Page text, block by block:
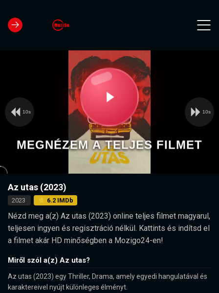
is
loading.
Play
Video
10s 10s
MEGNÉZEM A TELJES FILMET
Az utas (2023)
2023 ⭐ 6.2 IMDb
Nézd meg a(z) Az utas (2023) online teljes filmet magyarul,
teljesen ingyen és regisztráció nélkül. Kattints és indítsd el
a filmet akár HD minőségben a Mozigo24-en!
Miről szól a(z) Az utas?
Az utas (2023) egy Thriller, Drama, amely egyedi hangulatával és
karaktereivel nyújt különleges élményt.